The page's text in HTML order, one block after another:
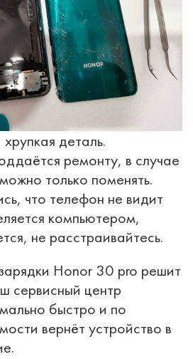
деталь.
ремонту, в случае
только поменять.
что телефон не видит
компьютером,
не расстраивайтесь.
Honor 30 pro решит
сервисный центр
быстро и по
вернёт устройство в